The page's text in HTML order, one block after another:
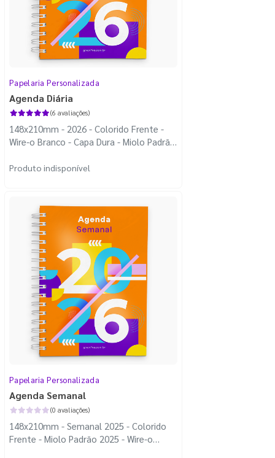
Papelaria Personalizada
Agenda Diária
(6 avaliações)
148x210mm - 2026 - Colorido Frente -
Wire-o Branco - Capa Dura - Miolo Padrão
Produto indisponível
Papelaria Personalizada
Agenda Semanal
(0 avaliações)
148x210mm - Semanal 2025 - Colorido
Frente - Miolo Padrão 2025 - Wire-o